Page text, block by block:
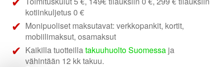
kotiinkuljetus 0 €
Monipuoliset maksutavat: verkkopankit, kortit,
mobiilimaksut, osamaksut
Kaikilla tuotteillatakuuhuolto Suomessa ja
vähintään 12 kk takuu.